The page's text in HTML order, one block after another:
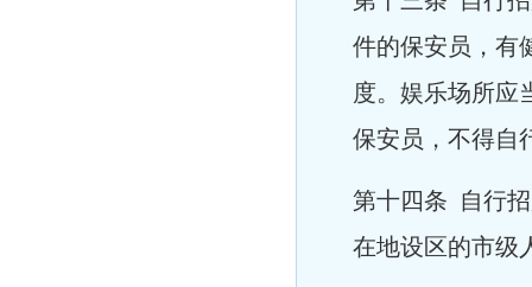
件的保安员，有
度。娱乐场所应
保安员，不得自
第十四条 自行
在地设区的市级